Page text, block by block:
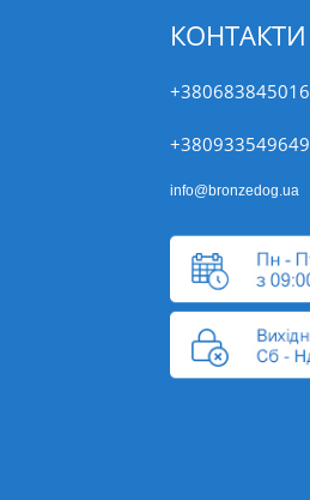
КОНТАКТИ
+380683845016
+380933549649
info@bronzedog.ua